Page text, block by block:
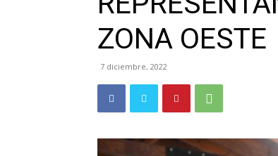
ZONA OESTE
7 diciembre, 2022